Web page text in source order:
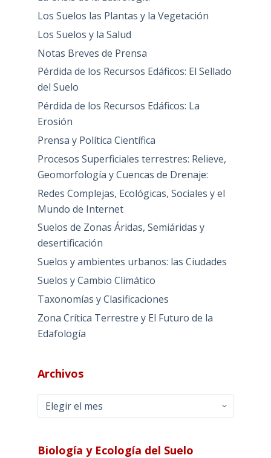
Los Suelos las Plantas y la Vegetación
Los Suelos y la Salud
Notas Breves de Prensa
Pérdida de los Recursos Edáficos: El Sellado
del Suelo
Pérdida de los Recursos Edáficos: La
Erosión
Prensa y Política Científica
Procesos Superficiales terrestres: Relieve,
Geomorfología y Cuencas de Drenaje:
Redes Complejas, Ecológicas, Sociales y el
Mundo de Internet
Suelos de Zonas Áridas, Semiáridas y
desertificación
Suelos y ambientes urbanos: las Ciudades
Suelos y Cambio Climático
Taxonomías y Clasificaciones
Zona Crítica Terrestre y El Futuro de la
Edafología
Archivos
Archivos
Biología y Ecología del Suelo